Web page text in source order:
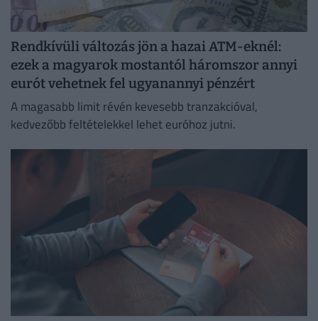
Rendkívüli változás jön a hazai ATM-eknél:
ezek a magyarok mostantól háromszor annyi
eurót vehetnek fel ugyanannyi pénzért
A magasabb limit révén kevesebb tranzakcióval,
kedvezőbb feltételekkel lehet euróhoz jutni.